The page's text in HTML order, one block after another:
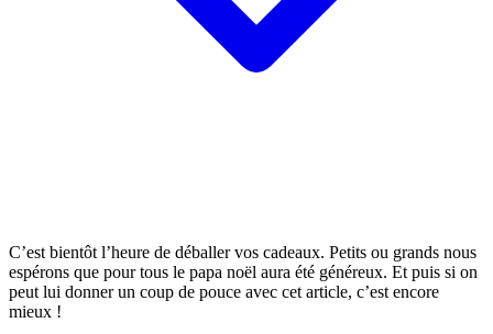
C’est bientôt l’heure de déballer vos cadeaux. Petits ou grands nous
espérons que pour tous le papa noël aura été généreux. Et puis si on
peut lui donner un coup de pouce avec cet article, c’est encore
mieux !